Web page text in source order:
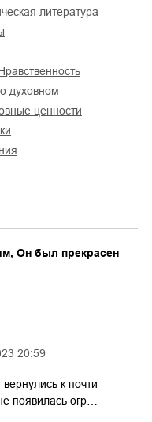
литература
нравственность
духовном
ценности
20:59
Он был прекрасен
к почти
появилась огр…